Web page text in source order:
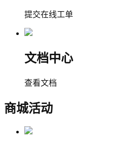
提交在线工单
文档中心
查看文档
商城活动